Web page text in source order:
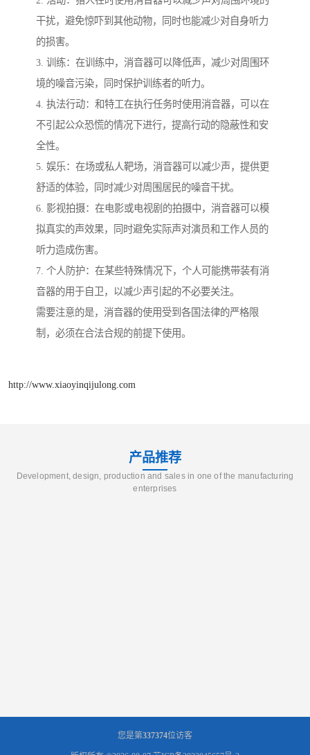
干扰，避免惊吓到其他动物，同时也能减少对自身听力
的损害。
3. 训练：在训练中，消音器可以降低声，减少对周围环
境的噪音污染，同时保护训练者的听力。
4. 执法行动：和特工在执行任务时使用消音器，可以在
不引起公众恐慌的情况下进行，提高行动的隐蔽性和安
全性。
5. 娱乐：在场或私人靶场，消音器可以减少声，提供更
舒适的体验，同时减少对周围居民的噪音干扰。
6. 影视拍摄：在电影或电视剧的拍摄中，消音器可以模
拟真实的声效果，同时避免实际声对演员和工作人员的
听力造成伤害。
7. 个人防护：在某些特殊情况下，个人可能携带装有消
音器的用于自卫，以减少声引起的不必要关注。
需要注意的是，消音器的使用受到各国法律的严格限
制，必须在合法合规的前提下使用。
http://www.xiaoyinqijulong.com
产品推荐
Development, design, production and sales in one of the manufacturing
enterprises
您是第337374位访客